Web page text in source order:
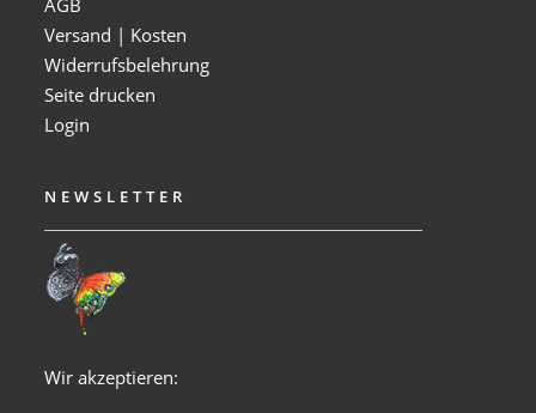
AGB
Versand | Kosten
Widerrufsbelehrung
Seite drucken
Login
NEWSLETTER
Wir akzeptieren: